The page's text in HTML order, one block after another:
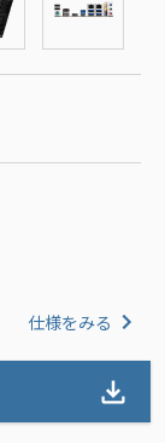
仕様をみる